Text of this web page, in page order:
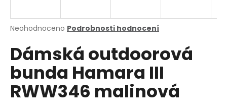
Průměrné
produktu
je
0,0
5
hvězdiček.
Neohodnoceno Podrobnosti hodnocení
Dámská outdoorová
bunda Hamara III
RWW346 malinová
j
t
?